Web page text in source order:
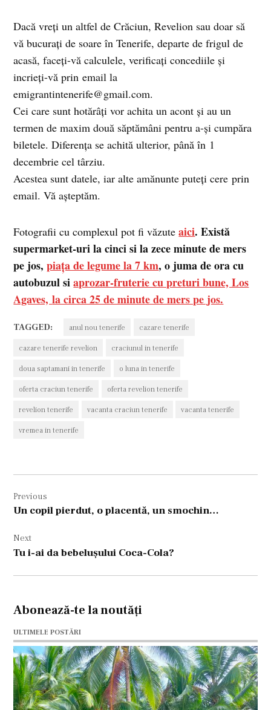
Dacă vreți un altfel de Crăciun, Revelion sau doar să
vă bucurați de soare în Tenerife, departe de frigul de
acasă, faceți-vă calculele, verificați concediile și
incrieți-vă prin email la
emigrantintenerife@gmail.com.
Cei care sunt hotărâți vor achita un acont și au un
termen de maxim două săptămâni pentru a-și cumpăra
biletele. Diferența se achită ulterior, până în 1
decembrie cel târziu.
Acestea sunt datele, iar alte amănunte puteți cere prin
email. Vă așteptăm.
Fotografii cu complexul pot fi văzuteaici. Există
supermarket-uri la cinci si la zece minute de mers
pe jos,piața de legume la 7 km, o juma de ora cu
autobuzul siaprozar-fruterie cu preturi bune, Los
Agaves,la circa 25 de minute de mers pe jos.
TAGGED: anul nou tenerife cazare tenerife
cazare tenerife revelion craciunul in tenerife
doua saptamani in tenerife o luna in tenerife
oferta craciun tenerife oferta revelion tenerife
revelion tenerife vacanta craciun tenerife vacanta tenerife
vremea in tenerife
în
articole
Previous
Un copil pierdut, o placentă, un smochin…
Next
Tu i-ai da bebelușului Coca-Cola?
Abonează-te la noutăți
ULTIMELE POSTĂRI